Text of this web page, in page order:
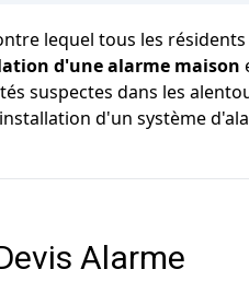
lequel tous les
d'une alarme maison
suspectes dans les
d'un système
Alarme